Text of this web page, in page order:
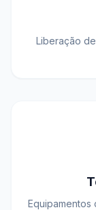
Liberação
Equipamentos